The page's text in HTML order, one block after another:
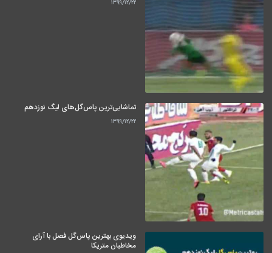
۱۳۹۹/۱۲/۲۲
تماشایی‌ترین پاس‌گل‌های لیگ نوزدهم
۱۳۹۹/۱۲/۲۲
ویدیوی بهترین پاس‌گل فصل با آرای
مخاطبان متریکا